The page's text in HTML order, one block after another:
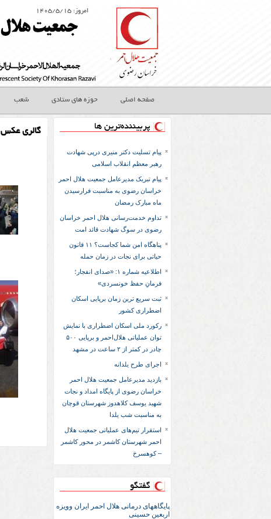
امروز: ۱۴۰۵/۵/۱۵
صفحه اصلی حوزه های ستادی شعب
پربیننده‌ترین ها
پیام تسلیت دکتر منیری درپی شهادت
رهبر معظم انقلاب اسلامی
پیام تبریک مدیرعامل جمعیت هلال احمر
خراسان رضوی به مناسبت فرارسیدن
ماه مبارک رمضان
تداوم خدمت‌رسانی هلال احمر خراسان
رضوی در سوگ شهادت قائد امت
پناهگاه امن شما کجاست؟ ۱۱ قانون
حیاتی برای نجات در زمان حمله
اطلاعیه شماره ۱: «صدای انفجار؛
فرمانِ حفظ خونسردی»
ثبت سریع‌ ترین زمان برپایی اسکان
اضطراری کشور
رکورد ملی اسکان اضطراری با نمایش
توان عملیاتی هلال‌احمر و برپایی ۵۰۰
چادر در کمتر از ۲ ساعت در مشهد
اجرای طرح یلدانه
بازدید مدیرعامل جمعیت هلال احمر
خراسان رضوی از پایگاه امداد و نجات
شهید یوسف کلاهدوز شهرستان قوچان
به مناسبت شب یلدا
استقرار تیم‌های عملیاتی جمعیت هلال
احمر شهرستان کاشمر در محور کاشمر
– کوهسرخ
گفتگو
پایگاههای درمانی هلال احمر ایران وویزه
اربعین حسینی
گالری عکس